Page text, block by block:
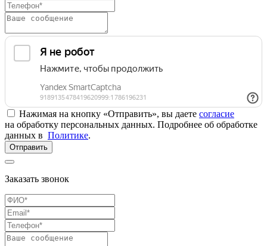
Нажимая на кнопку «Отправить», вы даете согласие
на обработку персональных данных. Подробнее об обработке
данных в Политике.
Отправить
Заказать звонок